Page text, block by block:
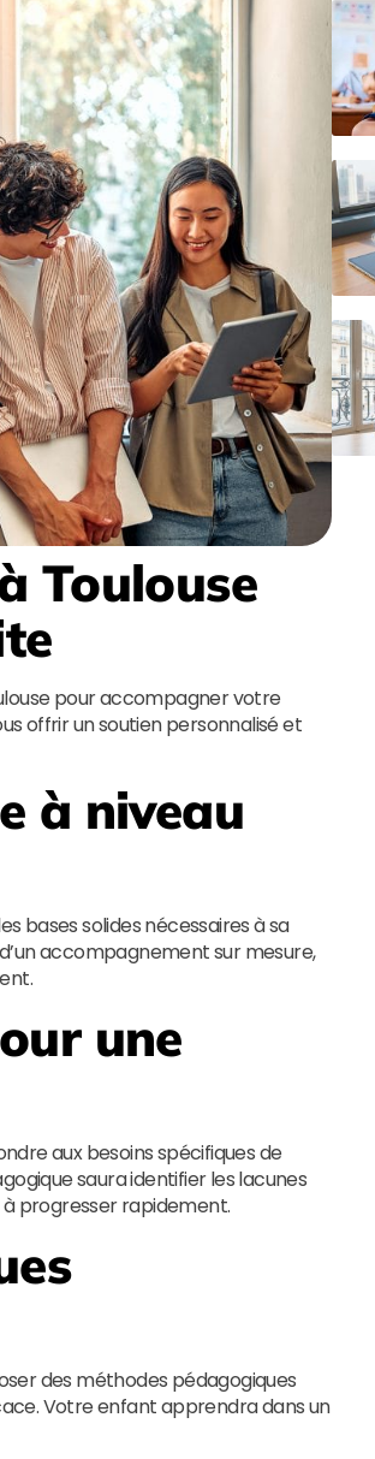
Toulouse
pour accompagner votre
offrir un soutien personnalisé et
à niveau
bases solides nécessaires à sa
accompagnement sur mesure,
une
aux besoins spécifiques de
saura identifier les lacunes
progresser rapidement.
des méthodes pédagogiques
Votre enfant apprendra dans un